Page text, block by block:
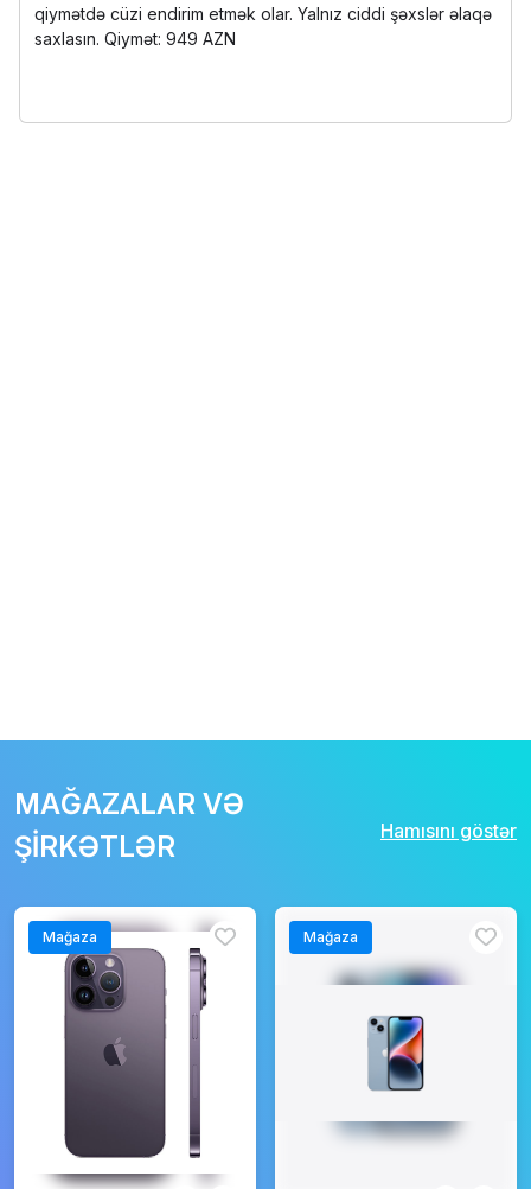
qiymətdə cüzi endirim etmək olar. Yalnız ciddi şəxslər əlaqə
saxlasın. Qiymət: 949 AZN
MAĞAZALAR VƏ
ŞİRKƏTLƏR
Hamısını göstər
Mağaza Mağaza